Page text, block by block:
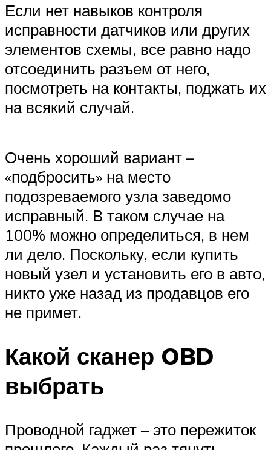
Если нет навыков контроля
исправности датчиков или других
элементов схемы, все равно надо
отсоединить разъем от него,
посмотреть на контакты, поджать их
на всякий случай.
Очень хороший вариант –
«подбросить» на место
подозреваемого узла заведомо
исправный. В таком случае на
100% можно определиться, в нем
ли дело. Поскольку, если купить
новый узел и установить его в авто,
никто уже назад из продавцов его
не примет.
Какой сканер OBD
выбрать
Проводной гаджет – это пережиток